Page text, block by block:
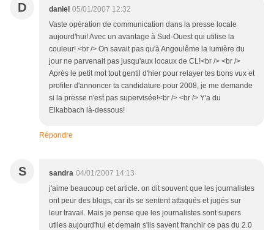
D daniel 05/01/2007 12:32
Vaste opération de communication dans la presse locale
aujourd'hui! Avec un avantage à Sud-Ouest qui utilise la
couleur! <br /> On savait pas qu'à Angoulême la lumière du
jour ne parvenait pas jusqu'aux locaux de CL!<br /> <br />
Après le petit mot tout gentil d'hier pour relayer tes bons vux et
profiter d'annoncer ta candidature pour 2008, je me demande
si la presse n'est pas supervisée!<br /> <br /> Y'a du
Elkabbach là-dessous!
Répondre
S sandra 04/01/2007 14:13
j'aime beaucoup cet article. on dit souvent que les journalistes
ont peur des blogs, car ils se sentent attaqués et jugés sur
leur travail. Mais je pense que les journalistes sont supers
utiles aujourd'hui et demain s'ils savent franchir ce pas du 2.0